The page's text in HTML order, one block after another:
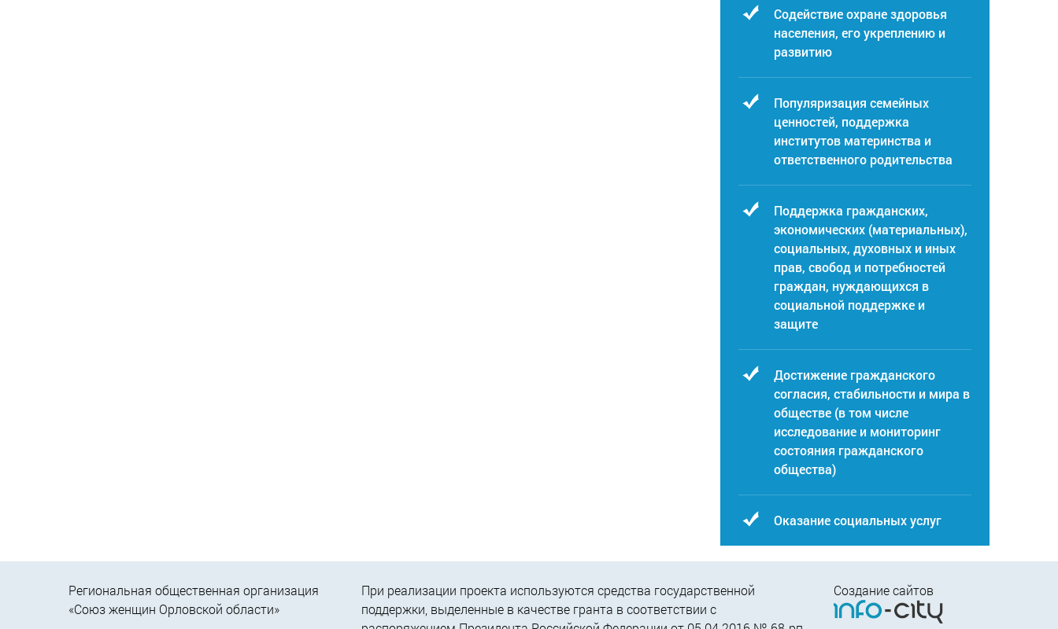
Содействие охране здоровья
населения, его укреплению и
развитию
Популяризация семейных
ценностей, поддержка
институтов материнства и
ответственного родительства
Поддержка гражданских,
экономических (материальных),
социальных, духовных и иных
прав, свобод и потребностей
граждан, нуждающихся в
социальной поддержке и
защите
Достижение гражданского
согласия, стабильности и мира в
обществе (в том числе
исследование и мониторинг
состояния гражданского
общества)
Оказание социальных услуг
Региональная общественная организация
«Союз женщин Орловской области»
При реализации проекта используются средства государственной
поддержки, выделенные в качестве гранта в соответствии c
Создание сайтов